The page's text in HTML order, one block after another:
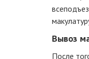
Вывоз
После